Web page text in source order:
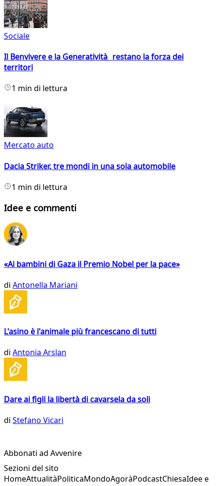
Sociale
Il Benvivere e la Generatività restano la forza dei
territori
1 min di lettura
Mercato auto
Dacia Striker, tre mondi in una sola automobile
1 min di lettura
Idee e commenti
«Ai bambini di Gaza il Premio Nobel per la pace»
di Antonella Mariani
L'asino è l'animale più francescano di tutti
di Antonia Arslan
Dare ai figli la libertà di cavarsela da soli
di Stefano Vicari
Abbonati ad Avvenire
Sezioni del sito
HomeAttualitàPoliticaMondoAgoràPodcastChiesaIdee e